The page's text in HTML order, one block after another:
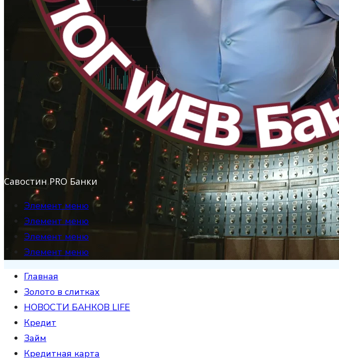
Савостин PRO Банки
Элемент меню
Элемент меню
Элемент меню
Элемент меню
Главная
Золото в слитках
НОВОСТИ БАНКОВ LIFE
Кредит
Займ
Кредитная карта